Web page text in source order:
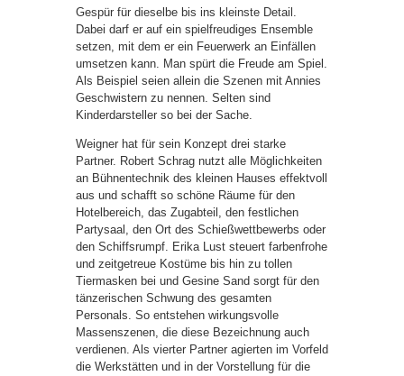
Gespür für dieselbe bis ins kleinste Detail.
Dabei darf er auf ein spielfreudiges Ensemble
setzen, mit dem er ein Feuerwerk an Einfällen
umsetzen kann. Man spürt die Freude am Spiel.
Als Beispiel seien allein die Szenen mit Annies
Geschwistern zu nennen. Selten sind
Kinderdarsteller so bei der Sache.
Weigner hat für sein Konzept drei starke
Partner. Robert Schrag nutzt alle Möglichkeiten
an Bühnentechnik des kleinen Hauses effektvoll
aus und schafft so schöne Räume für den
Hotelbereich, das Zugabteil, den festlichen
Partysaal, den Ort des Schießwettbewerbs oder
den Schiffsrumpf. Erika Lust steuert farbenfrohe
und zeitgetreue Kostüme bis hin zu tollen
Tiermasken bei und Gesine Sand sorgt für den
tänzerischen Schwung des gesamten
Personals. So entstehen wirkungsvolle
Massenszenen, die diese Bezeichnung auch
verdienen. Als vierter Partner agierten im Vorfeld
die Werkstätten und in der Vorstellung für die